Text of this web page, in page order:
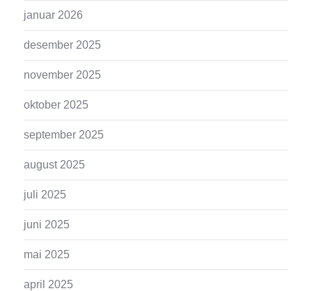
januar 2026
desember 2025
november 2025
oktober 2025
september 2025
august 2025
juli 2025
juni 2025
mai 2025
april 2025